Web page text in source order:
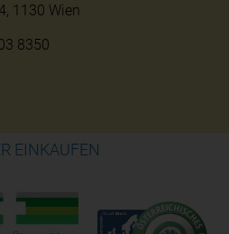
1130 Wien
8350
EINKAUFEN